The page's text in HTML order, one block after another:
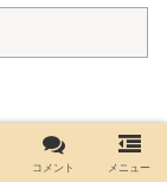
コメント メニュー